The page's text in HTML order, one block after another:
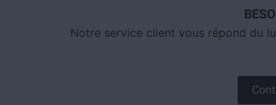
Notre service client vous répond du